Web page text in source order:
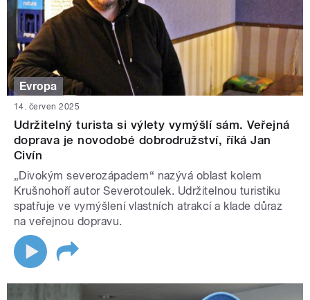
Evropa
14. červen 2025
Udržitelný turista si výlety vymýšlí sám. Veřejná
doprava je novodobé dobrodružství, říká Jan
Civín
„Divokým severozápadem“ nazývá oblast kolem
Krušnohoří autor Severotoulek. Udržitelnou turistiku
spatřuje ve vymýšlení vlastních atrakcí a klade důraz
na veřejnou dopravu.